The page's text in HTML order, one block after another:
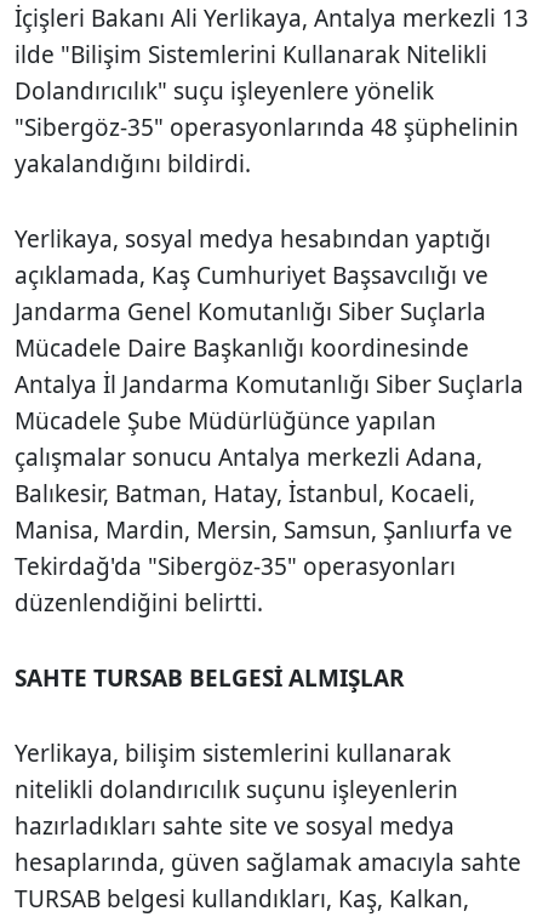
İçişleri Bakanı Ali Yerlikaya, Antalya merkezli 13
ilde "Bilişim Sistemlerini Kullanarak Nitelikli
Dolandırıcılık" suçu işleyenlere yönelik
"Sibergöz-35" operasyonlarında 48 şüphelinin
yakalandığını bildirdi.
Yerlikaya, sosyal medya hesabından yaptığı
açıklamada, Kaş Cumhuriyet Başsavcılığı ve
Jandarma Genel Komutanlığı Siber Suçlarla
Mücadele Daire Başkanlığı koordinesinde
Antalya İl Jandarma Komutanlığı Siber Suçlarla
Mücadele Şube Müdürlüğünce yapılan
çalışmalar sonucu Antalya merkezli Adana,
Balıkesir, Batman, Hatay, İstanbul, Kocaeli,
Manisa, Mardin, Mersin, Samsun, Şanlıurfa ve
Tekirdağ'da "Sibergöz-35" operasyonları
düzenlendiğini belirtti.
SAHTE TURSAB BELGESİ ALMIŞLAR
Yerlikaya, bilişim sistemlerini kullanarak
nitelikli dolandırıcılık suçunu işleyenlerin
hazırladıkları sahte site ve sosyal medya
hesaplarında, güven sağlamak amacıyla sahte
TURSAB belgesi kullandıkları, Kaş, Kalkan,